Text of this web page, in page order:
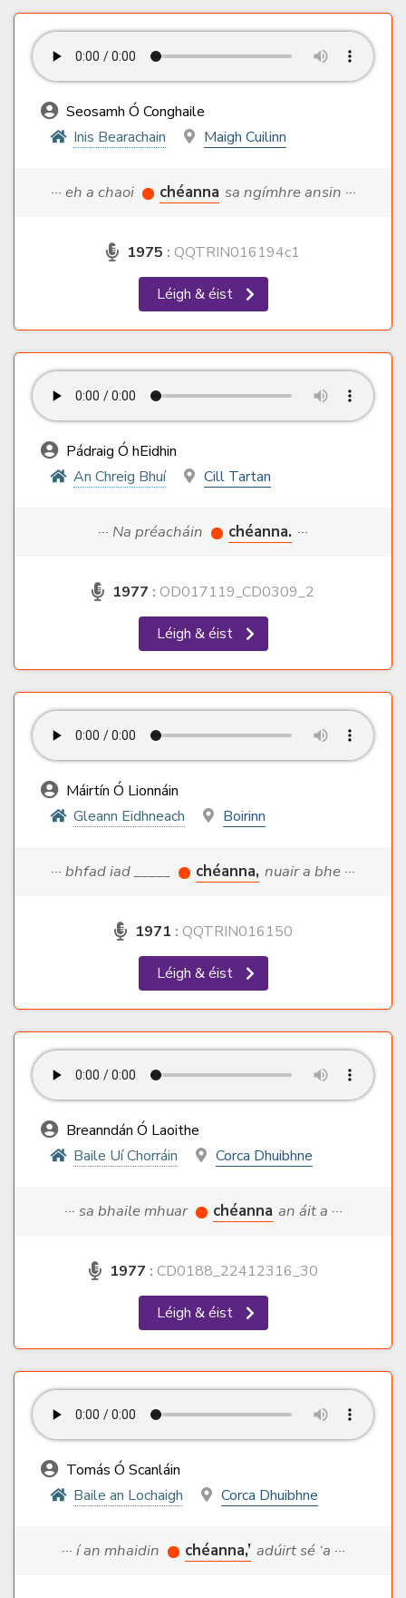
Seosamh Ó Conghaile
Inis Bearachain
Maigh Cuilinn
··· eh a chaoi chéanna sa ngímhre ansin ···
1975 : QQTRIN016194c1
Léigh & éist
Pádraig Ó hEidhin
An Chreig Bhuí
Cill Tartan
··· Na préacháin chéanna. ···
1977 : OD017119_CD0309_2
Léigh & éist
Máirtín Ó Lionnáin
Gleann Eidhneach
Boirinn
··· bhfad iad _____ chéanna, nuair a bhe ···
1971 : QQTRIN016150
Léigh & éist
Breanndán Ó Laoithe
Baile Uí Chorráin
Corca Dhuibhne
··· sa bhaile mhuar chéanna an áit a ···
1977 : CD0188_22412316_30
Léigh & éist
Tomás Ó Scanláin
Baile an Lochaigh
Corca Dhuibhne
··· í an mhaidin chéanna,’ adúirt sé ‘a ···